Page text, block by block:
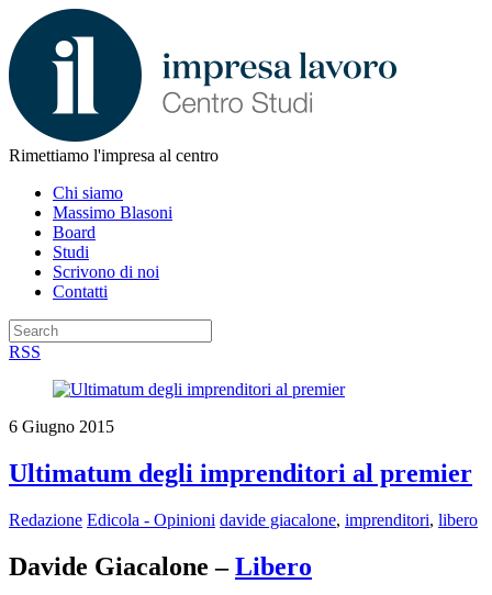
Rimettiamo l'impresa al centro
Chi siamo
Massimo Blasoni
Board
Studi
Scrivono di noi
Contatti
RSS
6 Giugno 2015
Ultimatum degli imprenditori al premier
Redazione Edicola - Opinioni davide giacalone, imprenditori, libero
Davide Giacalone –Libero